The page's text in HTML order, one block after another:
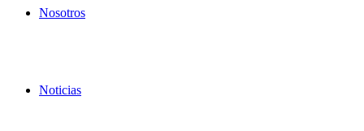
Nosotros
Noticias